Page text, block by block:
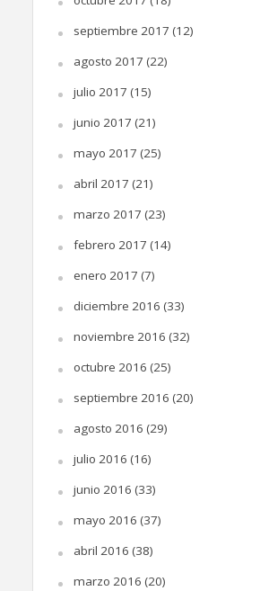
septiembre 2017 (12)
agosto 2017 (22)
julio 2017 (15)
junio 2017 (21)
mayo 2017 (25)
abril 2017 (21)
marzo 2017 (23)
febrero 2017 (14)
enero 2017 (7)
diciembre 2016 (33)
noviembre 2016 (32)
octubre 2016 (25)
septiembre 2016 (20)
agosto 2016 (29)
julio 2016 (16)
junio 2016 (33)
mayo 2016 (37)
abril 2016 (38)
marzo 2016 (20)